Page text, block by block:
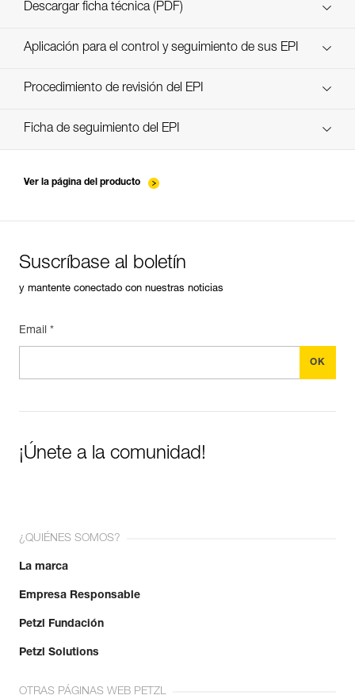
Descargar ficha técnica (PDF)
Technical Notice
Aplicación para el control y seguimiento de sus EPI
descubra ePPEcentre
Procedimiento de revisión del EPI
verif-EPI-poulies-procedure-ES
Ficha de seguimiento del EPI
Ver la página del producto
Suscríbase al boletín
y mantente conectado con nuestras noticias
Email *
¡Únete a la comunidad!
¿QUIÉNES SOMOS?
La marca
Empresa Responsable
Petzl Fundación
Petzl Solutions
OTRAS PÁGINAS WEB PETZL